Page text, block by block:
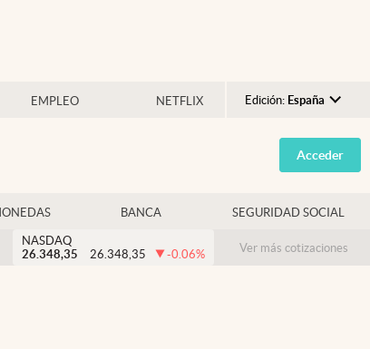
EMPLEO NETFLIX Edición: España
Argentina
España
USA
Colombia
Acceder
BANCA SEGURIDAD SOCIAL
NASDAQ
26.348,35
26.348,35 -0.06% Ver más cotizaciones